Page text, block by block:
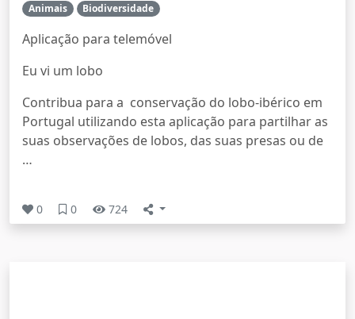
Animais Biodiversidade
Aplicação para telemóvel
Eu vi um lobo
Contribua para a conservação do lobo-ibérico em
Portugal utilizando esta aplicação para partilhar as
suas observações de lobos, das suas presas ou de
…
0 0 724